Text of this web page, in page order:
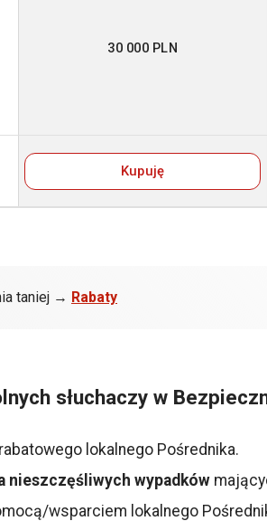
30 000 PLN
Kupuję
taniej → Rabaty
słuchaczy w
lokalnego Pośrednika.
nieszczęśliwych wypadków
wsparciem lokalnego